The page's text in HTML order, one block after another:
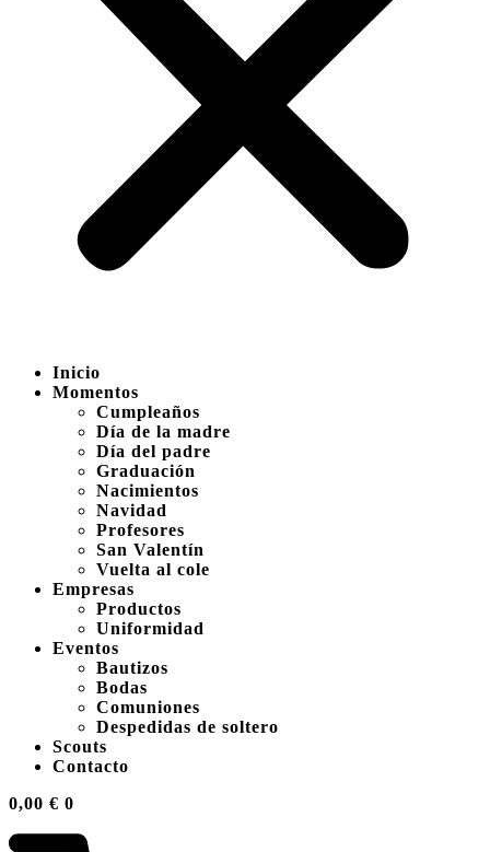
Inicio
Momentos
Cumpleaños
Día de la madre
Día del padre
Graduación
Nacimientos
Navidad
Profesores
San Valentín
Vuelta al cole
Empresas
Productos
Uniformidad
Eventos
Bautizos
Bodas
Comuniones
Despedidas de soltero
Scouts
Contacto
0,00 € 0